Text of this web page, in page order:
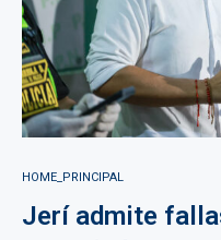
HOME_PRINCIPAL
Jerí admite